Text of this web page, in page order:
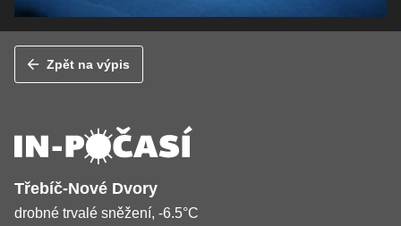
Zpět na výpis
Třebíč-Nové Dvory
drobné trvalé sněžení, -6.5°C